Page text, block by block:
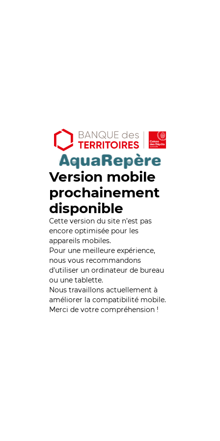
Version mobile
prochainement
disponible
Cette version du site n’est pas
encore optimisée pour les
appareils mobiles.
Pour une meilleure expérience,
nous vous recommandons
d'utiliser un ordinateur de bureau
ou une tablette.
Nous travaillons actuellement à
améliorer la compatibilité mobile.
Merci de votre compréhension !